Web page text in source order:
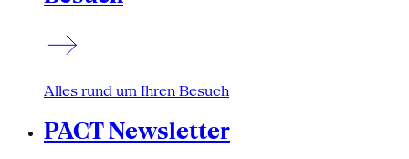
Alles rund um Ihren Besuch
PACT Newsletter